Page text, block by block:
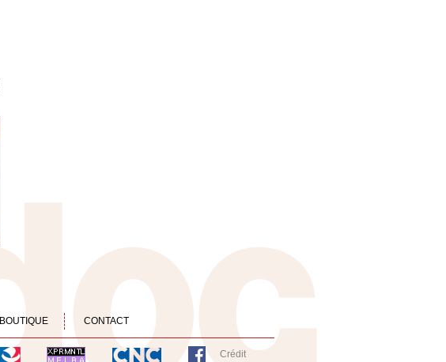
BOUTIQUE CONTACT
Crédit